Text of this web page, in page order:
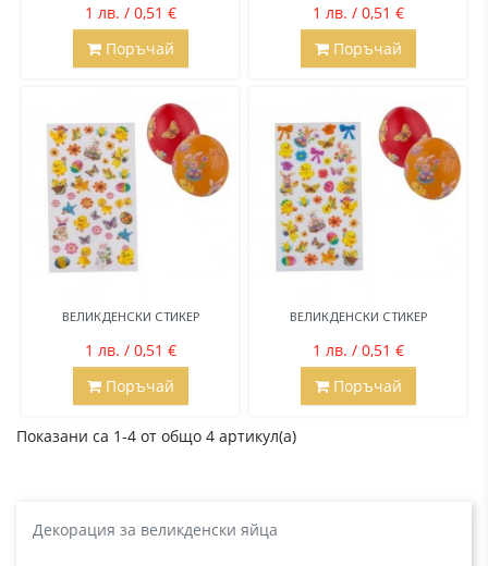
1 лв. / 0,51 €
Поръчай
1 лв. / 0,51 €
Поръчай
ВЕЛИКДЕНСКИ СТИКЕР
1 лв. / 0,51 €
Поръчай
ВЕЛИКДЕНСКИ СТИКЕР
1 лв. / 0,51 €
Поръчай
Показани са 1-4 от общо 4 артикул(а)
Декорация за великденски яйца